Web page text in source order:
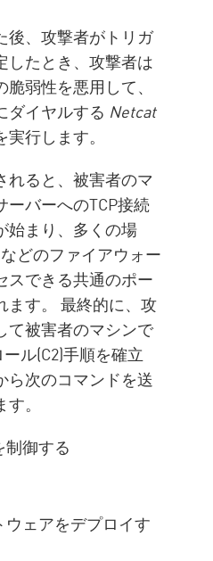
後、攻撃者がトリガ
したとき、攻撃者は
弱性を悪用して、
ダイヤルする Netcat
行します。
れると、被害者のマ
ーバーへのTCP接続
始まり、多くの場
どのファイアウォー
スできる共通のポー
ます。 最終的に、攻
て被害者のマシンで
ル(C2)手順を確立
ら次のコマンドを送
。
御する
ェアをデプロイす